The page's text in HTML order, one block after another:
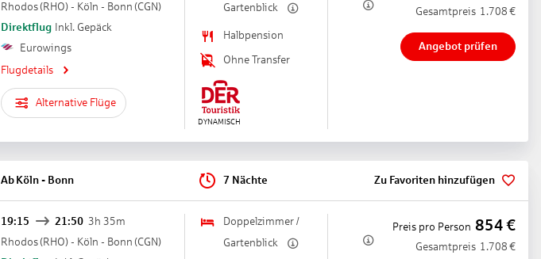
Rhodos(RHO) - Köln - Bonn (CGN)
Direktflug Inkl. Gepäck
Eurowings
Flugdetails
Alternative Flüge
Gartenblick
Halbpension
Ohne Transfer
Gesamtpreis 1.708 €
Angebot prüfen
Ab Köln - Bonn 7 Nächte Zu Favoriten hinzufügen
19:15 21:50 3h 35m
Rhodos(RHO) - Köln - Bonn (CGN)
Doppelzimmer /
Gartenblick
Preis pro Person 854€
Gesamtpreis 1.708 €